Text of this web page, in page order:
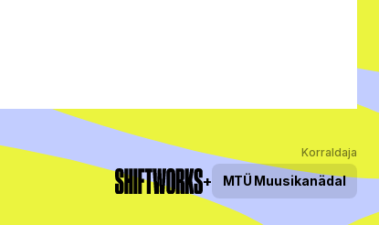
Korraldaja
+ MTÜ Muusikanädal